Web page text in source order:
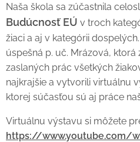
Naša škola sa zúčastnila
Budúcnosť EÚ v troch
žiaci a aj v kategórii
úspešná p. uč. Mrázová, ktorá
zaslaných prác všetkých
najkrajšie a vytvorili virtuálnu
ktorej súčasťou sú aj práce
Virtuálnu výstavu si môžete
https://www.youtube.com/